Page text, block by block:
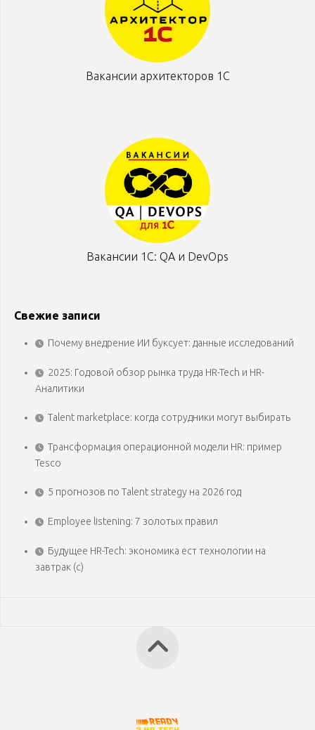
Вакансии архитекторов 1С
Вакансии 1С: QA и DevOps
Свежие записи
Почему внедрение ИИ буксует: данные исследований
2025: Годовой обзор рынка труда HR-Tech и HR-
Аналитики
Talent marketplace: когда сотрудники могут выбирать
Трансформация операционной модели HR: пример
Tesco
5 прогнозов по Talent strategy на 2026 год
Employee listening: 7 золотых правил
Будущее HR-Tech: экономика ест технологии на
завтрак (с)